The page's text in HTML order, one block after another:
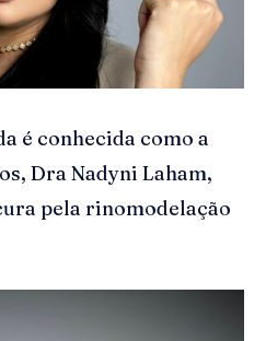
é conhecida como a
Dra Nadyni Laham,
pela rinomodelação